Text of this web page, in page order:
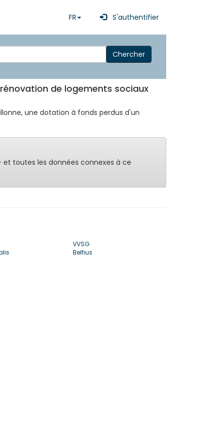
FR S'authentifier
Chercher
de logements sociaux
une dotation à fonds perdus d'un
toutes les données connexes à ce
VVSG
Belfius